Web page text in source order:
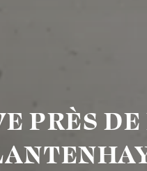
PRÈS